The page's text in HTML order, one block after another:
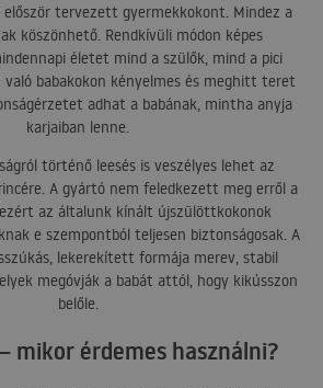
először tervezett gyermekkokont. Mindez a
köszönhető. Rendkívüli módon képes
életet mind a szülők, mind a pici
való babakokon kényelmes és meghitt teret
adhat a babának, mintha anyja
karjaiban lenne.
történő leesés is veszélyes lehet az
A gyártó nem feledkezett meg erről a
az általunk kínált újszülöttkokonok
e szempontból teljesen biztonságosak. A
lekerekített formája merev, stabil
megóvják a babát attól, hogy kikússzon
belőle.
mikor érdemes használni?